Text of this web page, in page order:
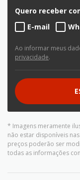
Quero receber
E-mail
Ao informar meus
privacidade.
* Imagens meramente
não estar disponíveis
preços poderão ser
todas as informações